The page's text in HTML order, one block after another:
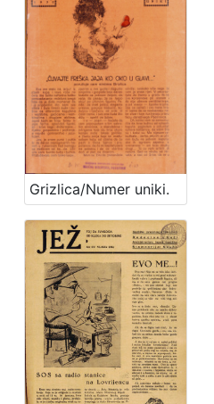
Grizlica/Numer uniki.